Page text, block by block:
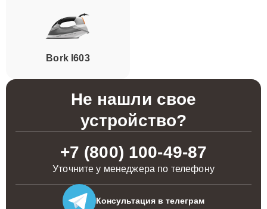
Bork I603
Не нашли свое
устройство?
+7 (800) 100-49-87
Уточните у менеджера по телефону
Консультация в телеграм